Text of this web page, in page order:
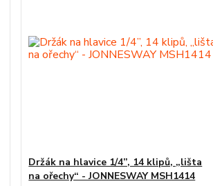
Držák na hlavice 1/4”, 14 klipů, „lišta
na ořechy“ - JONNESWAY MSH1414